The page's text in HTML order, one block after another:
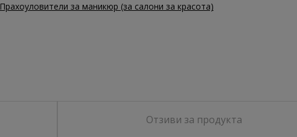
Прахоуловители за маникюр (за салони за красота)
Отзиви за продукта